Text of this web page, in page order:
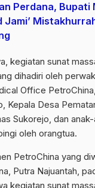
Perdana, Bupati
Jami’
kegiatan sunat
dihadiri oleh
Office
Kepala Desa
Sukorejo, dan
oleh orangtua.
PetroChina yang
Putra Najuantah,
kegiatan sunat